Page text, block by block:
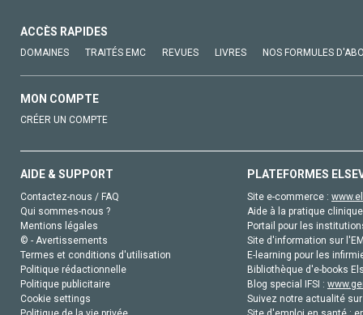
ACCÈS RAPIDES
DOMAINES TRAITÉS EMC REVUES LIVRES NOS FORMULES
MON COMPTE
CRÉER UN COMPTE
AIDE & SUPPORT
Contactez-nous / FAQ
Qui sommes-nous ?
Mentions légales
© - Avertissements
Termes et conditions d'utilisation
Politique rédactionnelle
Politique publicitaire
Cookie settings
PLATEFORMES
Site e-commerce :
Aide à la pratique
Portail pour les
Site d'information sur
E-learning pour les
Bibliothèque d'e-books
Blog special IFSI :
Suivez notre actualité